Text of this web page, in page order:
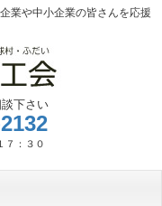
業や中小企業の皆さんを応援
下さい
７：３０